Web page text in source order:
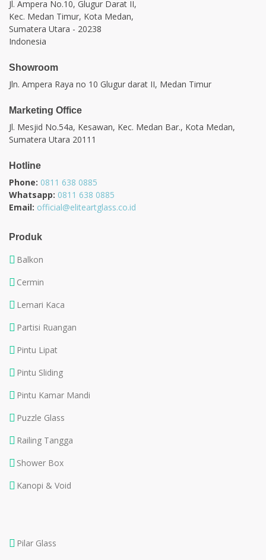
Jl. Ampera No.10, Glugur Darat II,
Kec. Medan Timur, Kota Medan,
Sumatera Utara - 20238
Indonesia
Showroom
Jln. Ampera Raya no 10 Glugur darat II, Medan Timur
Marketing Office
Jl. Mesjid No.54a, Kesawan, Kec. Medan Bar., Kota Medan,
Sumatera Utara 20111
Hotline
Phone: 0811 638 0885
Whatsapp: 0811 638 0885
Email: official@eliteartglass.co.id
Produk
Balkon
Cermin
Lemari Kaca
Partisi Ruangan
Pintu Lipat
Pintu Sliding
Pintu Kamar Mandi
Puzzle Glass
Railing Tangga
Shower Box
Kanopi & Void
Pilar Glass